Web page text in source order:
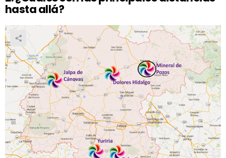
hasta allá?